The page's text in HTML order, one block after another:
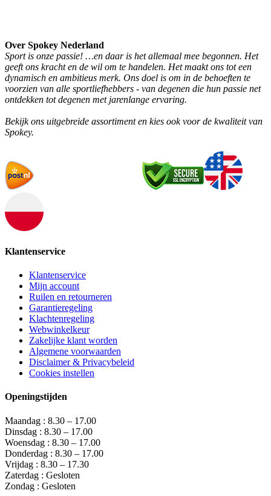
Over Spokey Nederland
Sport is onze passie! …en daar is het allemaal mee begonnen. Het
geeft ons kracht en de wil om te handelen. Het maakt ons tot een
dynamisch en ambitieus merk. Ons doel is om in de behoeften te
voorzien van alle sportliefhebbers - van degenen die hun passie net
ontdekken tot degenen met jarenlange ervaring.
Bekijk ons uitgebreide assortiment en kies ook voor de kwaliteit van
Spokey.
Klantenservice
Klantenservice
Mijn account
Ruilen en retourneren
Garantieregeling
Klachtenregeling
Webwinkelkeur
Zakelijke klant worden
Algemene voorwaarden
Disclaimer & Privacybeleid
Cookies instellen
Openingstijden
Maandag : 8.30 – 17.00
Dinsdag : 8.30 – 17.00
Woensdag : 8.30 – 17.00
Donderdag : 8.30 – 17.00
Vrijdag : 8.30 – 17.30
Zaterdag : Gesloten
Zondag : Gesloten